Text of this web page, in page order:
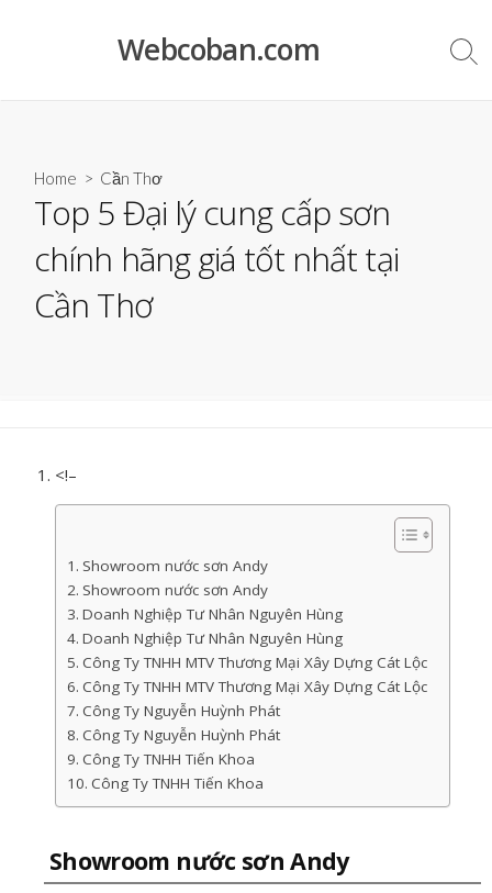
Webcoban.com
Home > Cần Thơ
Top 5 Đại lý cung cấp sơn
chính hãng giá tốt nhất tại
Cần Thơ
<!–
Showroom nước sơn Andy
Showroom nước sơn Andy
Doanh Nghiệp Tư Nhân Nguyên Hùng
Doanh Nghiệp Tư Nhân Nguyên Hùng
Công Ty TNHH MTV Thương Mại Xây Dựng Cát Lộc
Công Ty TNHH MTV Thương Mại Xây Dựng Cát Lộc
Công Ty Nguyễn Huỳnh Phát
Công Ty Nguyễn Huỳnh Phát
Công Ty TNHH Tiến Khoa
Công Ty TNHH Tiến Khoa
Showroom nước sơn Andy